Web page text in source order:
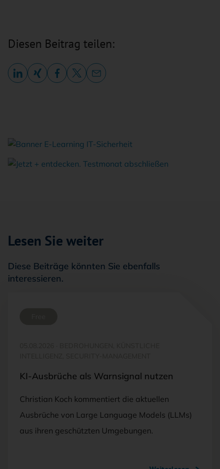
Diesen Beitrag teilen:
Lesen Sie weiter
Diese Beiträge könnten Sie ebenfalls
interessieren.
KI-Ausbrüche als Warnsignal nutzen
Christian Koch kommentiert die aktuellen
Ausbrüche von Large Language Models (LLMs)
aus ihren geschützten Umgebungen.